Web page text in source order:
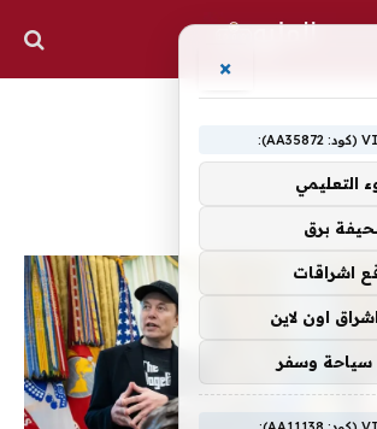
×
التعليمي
برق
اشراقات
اون لاين
سياحة وسفر